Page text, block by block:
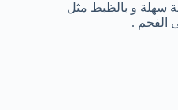
سهلة و بالظبط مثل
الفحم .